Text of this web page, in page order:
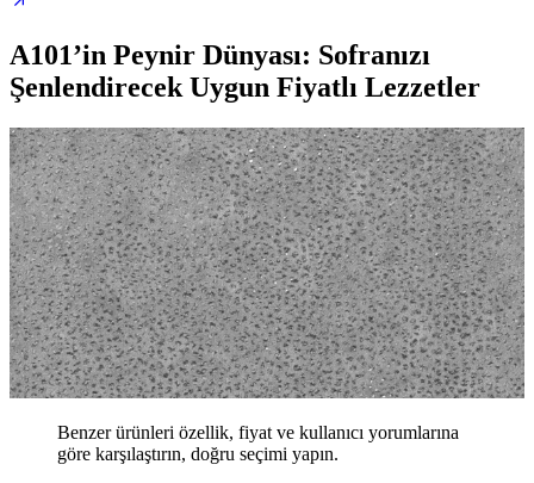
A101’in Peynir Dünyası: Sofranızı
Şenlendirecek Uygun Fiyatlı Lezzetler
Benzer ürünleri özellik, fiyat ve kullanıcı yorumlarına
göre karşılaştırın, doğru seçimi yapın.